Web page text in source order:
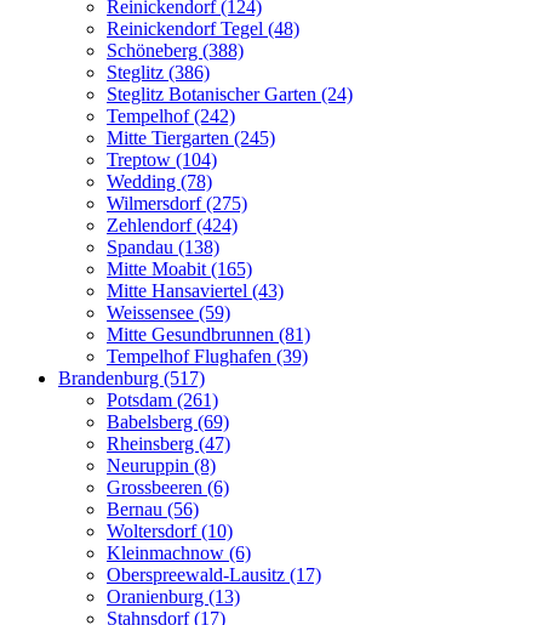
Reinickendorf (124)
Reinickendorf Tegel (48)
Schöneberg (388)
Steglitz (386)
Steglitz Botanischer Garten (24)
Tempelhof (242)
Mitte Tiergarten (245)
Treptow (104)
Wedding (78)
Wilmersdorf (275)
Zehlendorf (424)
Spandau (138)
Mitte Moabit (165)
Mitte Hansaviertel (43)
Weissensee (59)
Mitte Gesundbrunnen (81)
Tempelhof Flughafen (39)
Brandenburg (517)
Potsdam (261)
Babelsberg (69)
Rheinsberg (47)
Neuruppin (8)
Grossbeeren (6)
Bernau (56)
Woltersdorf (10)
Kleinmachnow (6)
Oberspreewald-Lausitz (17)
Oranienburg (13)
Stahnsdorf (17)